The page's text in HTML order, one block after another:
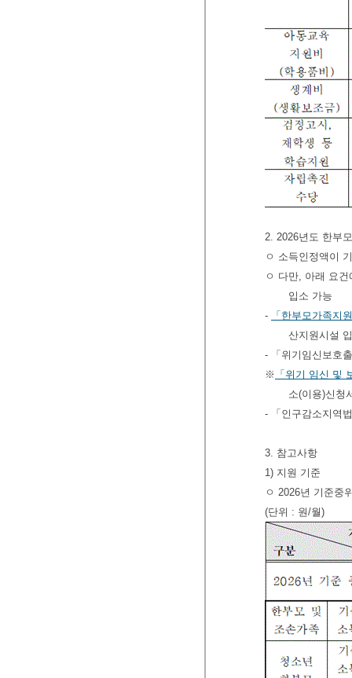
2. 2026년도 한부
ㅇ 소득인정액이
ㅇ 다만, 아래 요
입소 가능
-
「한부모가족지
산지원시설
- 「위기임신보호
※ 「위기 임신 및
소(이용)신청
- 「인구감소지역
3. 참고사항
1) 지원 기준
ㅇ 2026년 기준중
(단위 : 원/월)